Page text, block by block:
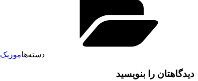
دسته‌هاموزیک
دیدگاهتان را بنویسید